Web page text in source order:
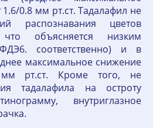
1.6/0.8 мм рт.ст. Тадалафил не
распознавания цветов
что объясняется низким
соответственно) и в
максимальное снижение
мм рт.ст. Кроме того, не
тадалафила на остроту
внутриглазное